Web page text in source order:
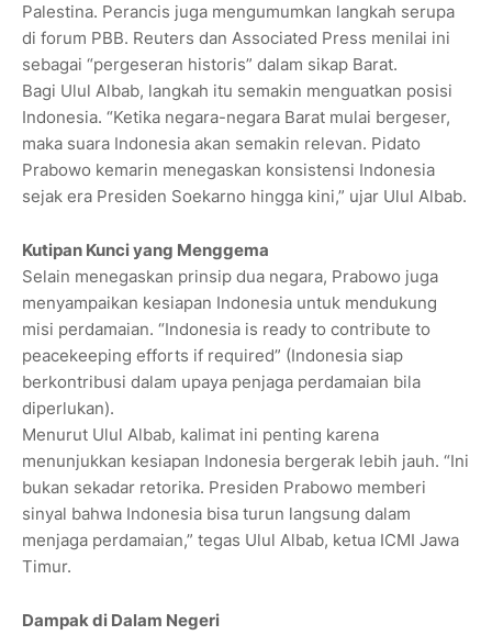
Palestina. Perancis juga mengumumkan langkah serupa
di forum PBB. Reuters dan Associated Press menilai ini
sebagai “pergeseran historis” dalam sikap Barat.
Bagi Ulul Albab, langkah itu semakin menguatkan posisi
Indonesia. “Ketika negara-negara Barat mulai bergeser,
maka suara Indonesia akan semakin relevan. Pidato
Prabowo kemarin menegaskan konsistensi Indonesia
sejak era Presiden Soekarno hingga kini,” ujar Ulul Albab.
Kutipan Kunci yang Menggema
Selain menegaskan prinsip dua negara, Prabowo juga
menyampaikan kesiapan Indonesia untuk mendukung
misi perdamaian. “Indonesia is ready to contribute to
peacekeeping efforts if required” (Indonesia siap
berkontribusi dalam upaya penjaga perdamaian bila
diperlukan).
Menurut Ulul Albab, kalimat ini penting karena
menunjukkan kesiapan Indonesia bergerak lebih jauh. “Ini
bukan sekadar retorika. Presiden Prabowo memberi
sinyal bahwa Indonesia bisa turun langsung dalam
menjaga perdamaian,” tegas Ulul Albab, ketua ICMI Jawa
Timur.
Dampak di Dalam Negeri